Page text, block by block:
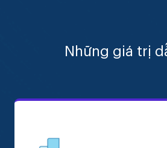
Những giá trị